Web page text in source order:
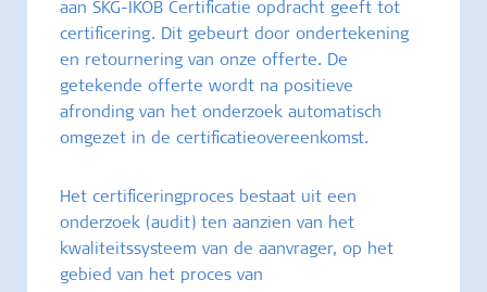
aan SKG-IKOB Certificatie opdracht geeft tot
certificering. Dit gebeurt door ondertekening
en retournering van onze offerte. De
getekende offerte wordt na positieve
afronding van het onderzoek automatisch
omgezet in de certificatieovereenkomst.
Het certificeringproces bestaat uit een
onderzoek (audit) ten aanzien van het
kwaliteitssysteem van de aanvrager, op het
gebied van het proces van